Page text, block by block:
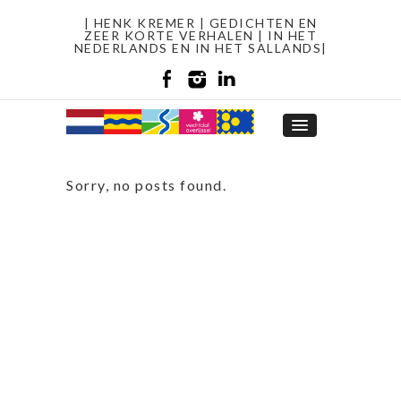
| HENK KREMER | GEDICHTEN EN
ZEER KORTE VERHALEN | IN HET
NEDERLANDS EN IN HET SALLANDS|
Sorry, no posts found.